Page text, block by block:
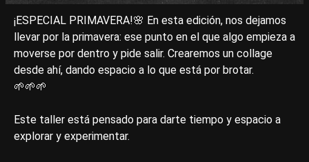
¡ESPECIAL PRIMAVERA!🌸 En esta edición, nos dejamos
llevar por la primavera: ese punto en el que algo empieza a
moverse por dentro y pide salir. Crearemos un collage
desde ahí, dando espacio a lo que está por brotar.
🌱🌱🌱
Este taller está pensado para darte tiempo y espacio a
explorar y experimentar.